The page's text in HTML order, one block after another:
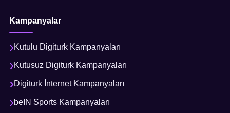
Kampanyalar
Kutulu Digiturk Kampanyaları
Kutusuz Digiturk Kampanyaları
Digiturk İnternet Kampanyaları
beIN Sports Kampanyaları